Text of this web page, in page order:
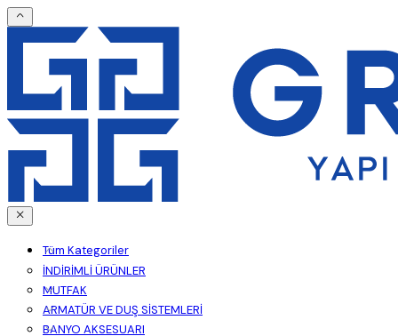
Tüm Kategoriler
İNDİRİMLİ ÜRÜNLER
MUTFAK
ARMATÜR VE DUŞ SİSTEMLERİ
BANYO AKSESUARI